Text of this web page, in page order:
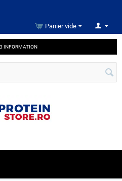
Panier vide
INFORMATION